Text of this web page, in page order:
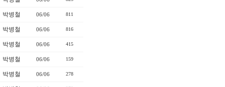
박병철 06/06 811
박병철 06/06 816
박병철 06/06 415
박병철 06/06 159
박병철 06/06 278